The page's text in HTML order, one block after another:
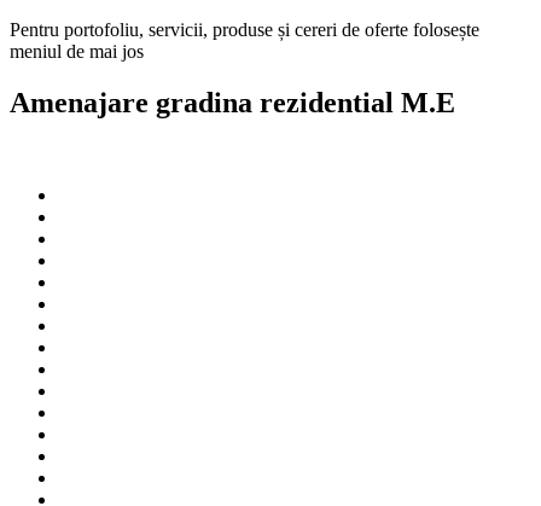
Pentru portofoliu, servicii, produse și cereri de oferte folosește
meniul de mai jos
Amenajare gradina rezidential M.E